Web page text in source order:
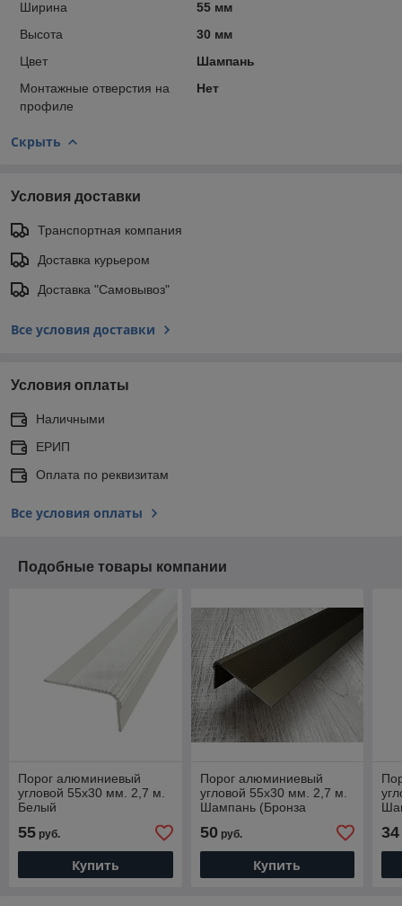
Ширина
55 мм
Высота
30 мм
Цвет
Шампань
Монтажные отверстия на
профиле
Нет
Скрыть
Условия доставки
Транспортная компания
Доставка курьером
Доставка "Самовывоз"
Все условия доставки
Условия оплаты
Наличными
ЕРИП
Оплата по реквизитам
Все условия оплаты
Подобные товары компании
Порог алюминиевый
угловой 55х30 мм. 2,7 м.
Белый
55 руб.
Купить
Порог алюминиевый
угловой 55х30 мм. 2,7 м.
Шампань (Бронза
50руб.
Купить
34